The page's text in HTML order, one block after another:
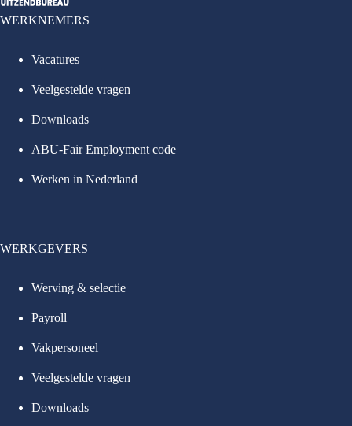
WERKNEMERS
Vacatures
Veelgestelde vragen
Downloads
ABU-Fair Employment code
Werken in Nederland
WERKGEVERS
Werving & selectie
Payroll
Vakpersoneel
Veelgestelde vragen
Downloads